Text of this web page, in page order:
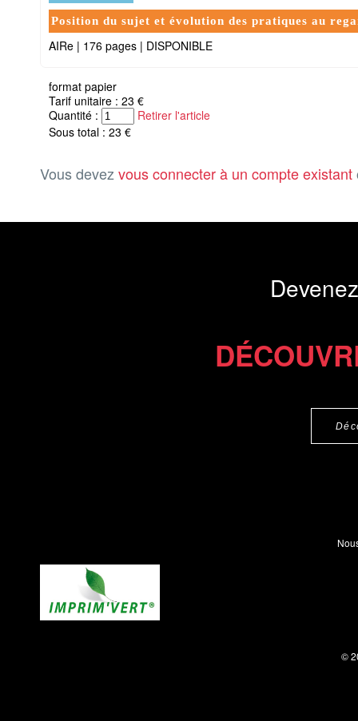
Position du sujet et évolution des pratiques au
AIRe | 176 pages | DISPONIBLE
format papier
Tarif unitaire : 23 €
Quantité :
Retirer l'article
Sous total : 23 €
Vous devez vous connecter à un compte existant
©